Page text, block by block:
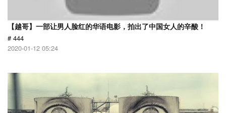
【越哥】一部让男人脸红的华语电影，拍出了中国女人的辛酸！
# 444
2020-01-12 05:24